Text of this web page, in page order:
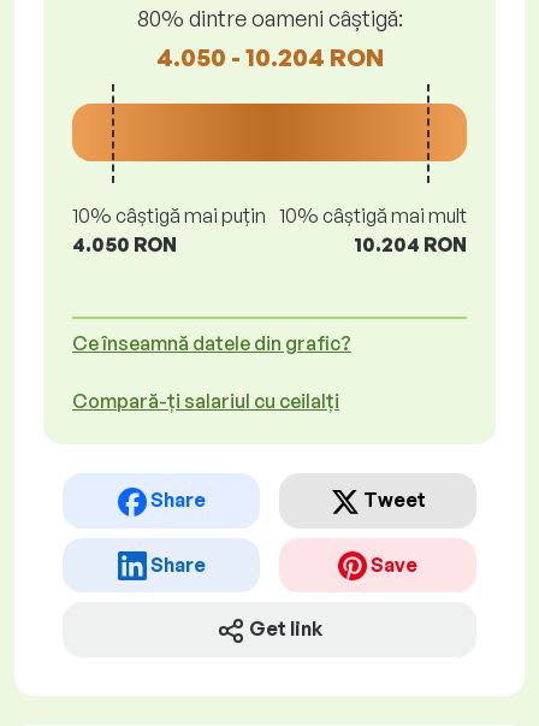
80% dintre oameni câștigă:
4.050 - 10.204 RON
10% câștigă mai puțin
4.050 RON
10% câștigă mai mult
10.204 RON
Ce înseamnă datele din grafic?
Compară-ți salariul cu ceilalți
Share Tweet
Share Save
Get link